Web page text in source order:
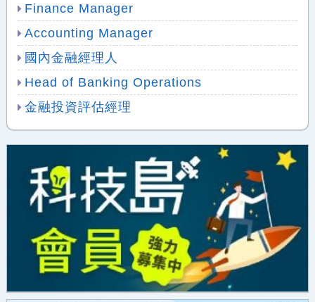
Finance Manager
Accounting Manager
國內金融經理人
Head of Banking Operations
金融投資評估經理